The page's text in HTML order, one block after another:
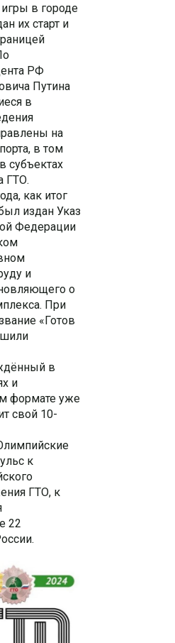
в городе
их старт и
РФ
Путина
в
на
в том
субъектах
ГТО.
как итог
издан Указ
Федерации
и
о
При
«Готов
в
и
формате уже
свой 10-
к
ГТО, к
22